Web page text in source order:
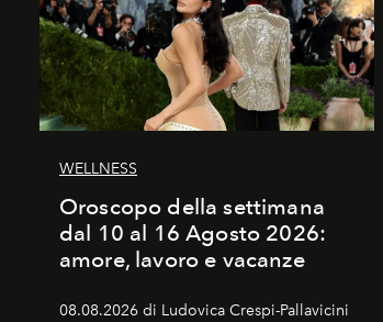
WELLNESS
Oroscopo della settimana
dal 10 al 16 Agosto 2026:
amore, lavoro e vacanze
08.08.2026 di Ludovica Crespi-Pallavicini